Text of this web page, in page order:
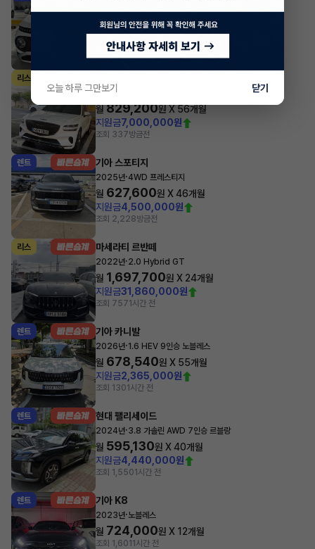
월417,450원 X41개월
조회 3방금전
리스
2021년
월 829,200원 X 56개월
지원금7,000,000원
조회 337방금전
렌트 기아 스포티지
2025년·4WD 프레스티지
월 627,600원 X46개월
지원금4,500,000원
조회 2,228방금전
리스 마세라티 르반떼
2022년·2.0 Hybrid GT
월 1,697,700원 X 24개월
지원금31,860,000원
조회 7571시간 전
렌트 기아 카니발
2026년·1.6 HEV 9인승 노블레스
월 678,540원 X 55개월
지원금2,365,000원
조회 1301시간 전
렌트 현대 팰리세이드
2024년·3.8 가솔린 AWD 7인승 르블랑
월 595,130원 X40개월
지원금4,440,000원
조회 1,5501시간 전
렌트 기아 K8
2023년·노블레스
월 724,000원 X 12개월
조회 1,601 1시간 전
오늘 하루 그만보기 닫기